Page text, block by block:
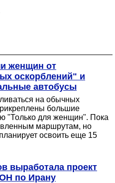
женщин от
оскорблений" и
автобусы
на обычных
большие
"Только для женщин". Пока
маршрутам, но
освоить еще 15
выработала проект
по Ирану